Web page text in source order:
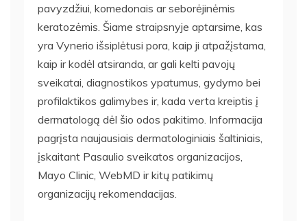
pavyzdžiui, komedonais ar seborėjinėmis
keratozėmis. Šiame straipsnyje aptarsime, kas
yra Vynerio išsiplėtusi pora, kaip ji atpažįstama,
kaip ir kodėl atsiranda, ar gali kelti pavojų
sveikatai, diagnostikos ypatumus, gydymo bei
profilaktikos galimybes ir, kada verta kreiptis į
dermatologą dėl šio odos pakitimo. Informacija
pagrįsta naujausiais dermatologiniais šaltiniais,
įskaitant Pasaulio sveikatos organizacijos,
Mayo Clinic, WebMD ir kitų patikimų
organizacijų rekomendacijas.